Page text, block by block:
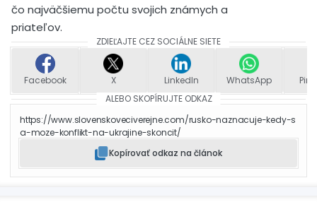
čo najväčšiemu počtu svojich známych a
priateľov.
ZDIEĽAJTE CEZ SOCIÁLNE SIETE
Facebook X LinkedIn WhatsApp
ALEBO SKOPÍRUJTE ODKAZ
https://www.slovenskoveciverejne.com/rusko-naznacuje-kedy-s
a-moze-konflikt-na-ukrajine-skoncit/
Kopírovať odkaz na článok